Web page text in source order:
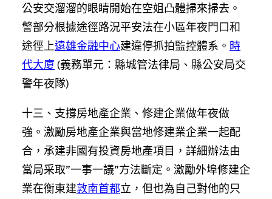
公安交溜溜的眼睛開始在空姐凸體掃來掃去。
警部分根據途徑路況平安法在小區年夜門口和
途徑上遠雄金融中心建違停抓拍監控體系。 時
代大廈 (義務單元：縣城管法律局、縣公安局交
警年夜隊)
十三、支撐房地產企業、修建企業做年夜做
強。激勵房地產企業與當地修建業企業一起配
合，承建非國有投資房地產項目，詳細辦法由
當局采取”一事一議”方法斷定。激勵外埠修建企
業在衡東建敦南首都立，但也為自己對他的只